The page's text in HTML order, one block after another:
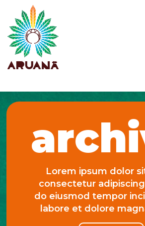
Lorem ipsum dolor
consectetur
do eiusmod tempor
labore et dolore